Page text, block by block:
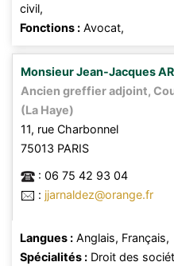
civil,
Fonctions : Avocat,
MonsieurJean-Jacques
Ancien greffier adjoint,
(La Haye)
11, rue Charbonnel
75013 PARIS
: 06 75 42 93 04
: jjarnaldez@orange.fr
Langues : Anglais, Français,
Spécialités : Droit des